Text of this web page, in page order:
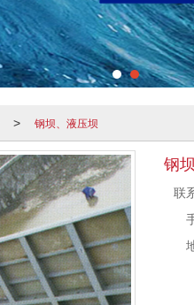
> 钢坝、液压坝
钢
联